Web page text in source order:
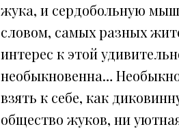
жука, и сердобольную
словом, самых разных
интерес к этой
необыкновенна…
взять к себе, как
общество жуков, ни